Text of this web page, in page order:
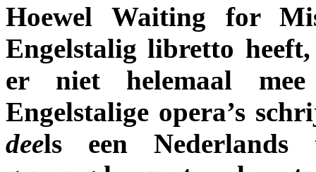
Hoewel Waiting for
Engelstalig libretto
er niet helemaal
Engelstalige opera’s
deels een Nederlands